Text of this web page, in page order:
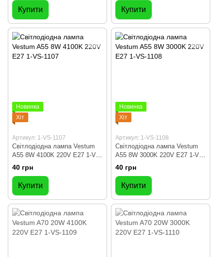
Купити Купити
Новинка
Хіт
Артикул: 1-VS-1107
Світлодіодна лампа Vestum
A55 8W 4100K 220V E27 1-VS-
1107
40 грн
Купити
Новинка
Хіт
Артикул: 1-VS-1108
Світлодіодна лампа Vestum
A55 8W 3000K 220V E27 1-VS-
1108
40 грн
Купити